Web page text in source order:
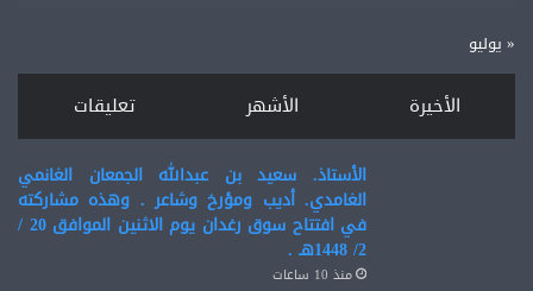
« يوليو
الأخيرة الأشهر تعليقات
الأستاذ. سعيد بن عبدالله الجمعان الغانمي
الغامدي. أديب ومؤرخ وشاعر . وهذه مشاركته
في افتتاح سوق رغدان يوم الاثنين الموافق 20 /
2/ 1448هـ .
منذ 10 ساعات